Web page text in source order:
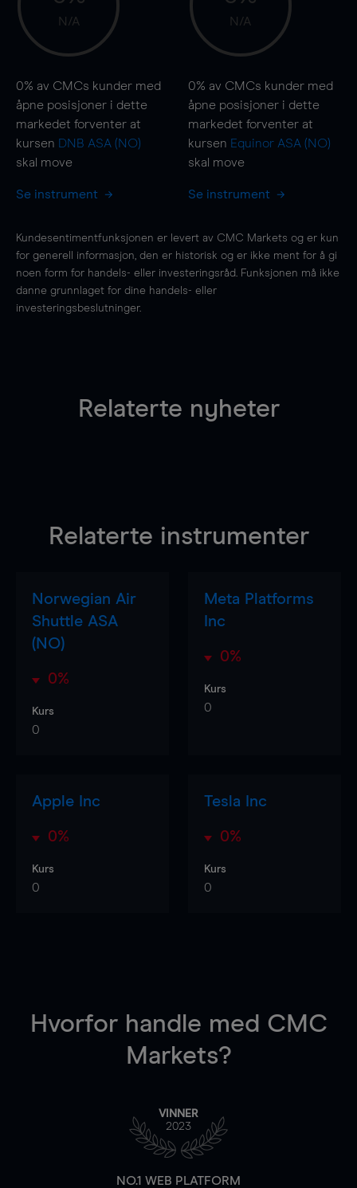
N/A
0% av CMCs kunder med
åpne posisjoner i dette
markedet forventer at
kursen DNB ASA (NO)
skal move
Se instrument
N/A
0% av CMCs kunder med
åpne posisjoner i dette
markedet forventer at
kursen Equinor ASA (NO)
skal move
Se instrument
Kundesentimentfunksjonen er levert av CMC Markets og er kun
for generell informasjon, den er historisk og er ikke ment for å gi
noen form for handels- eller investeringsråd. Funksjonen må ikke
danne grunnlaget for dine handels- eller
investeringsbeslutninger.
Relaterte nyheter
Relaterte instrumenter
Norwegian Air
Shuttle ASA
(NO)
0%
Kurs
0
Meta Platforms
Inc
0%
Kurs
0
Apple Inc
0%
Kurs
0
Tesla Inc
0%
Kurs
0
Hvorfor handle med CMC
Markets?
VINNER
2023
NO.1 WEB PLATFORM